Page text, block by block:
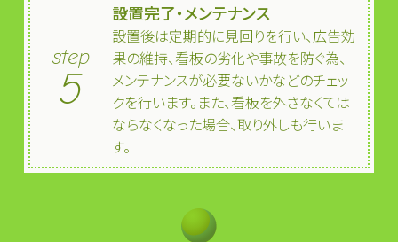
step
5
設置完了・メンテナンス
設置後は定期的に見回りを行い、広告効
果の維持、看板の劣化や事故を防ぐ為、
メンテナンスが必要ないかなどのチェッ
クを行います。また、看板を外さなくては
ならなくなった場合、取り外しも行いま
す。